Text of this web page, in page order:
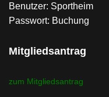
Benutzer: Sportheim
Passwort: Buchung
Mitgliedsantrag
zum Mitgliedsantrag